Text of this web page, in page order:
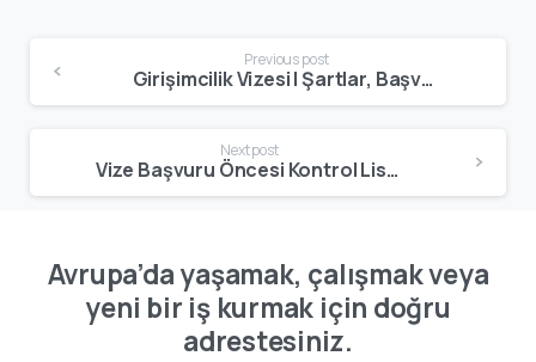
Previous post
Girişimcilik Vizesi | Şartlar, Başvuru Süreci, Ülkeler ve Oturum Avantajları
Next post
Vize Başvuru Öncesi Kontrol Listeleri | Eksiksiz Evrak Hazırlama Rehberi
Avrupa’da yaşamak, çalışmak veya
yeni bir iş kurmak için doğru
adrestesiniz.